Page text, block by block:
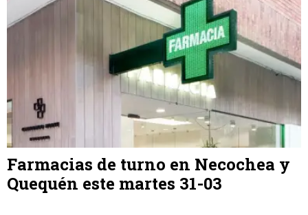
Farmacias de turno en Necochea y
Quequén este martes 31-03